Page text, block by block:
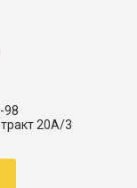
98
20А/3